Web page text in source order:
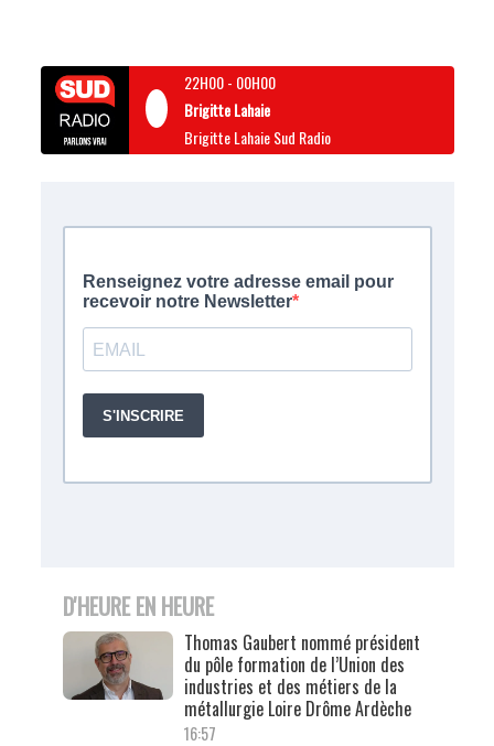
22H00- 00H00
Brigitte Lahaie
Brigitte Lahaie Sud Radio
D'HEURE EN HEURE
Thomas Gaubert nommé président
du pôle formation de l’Union des
industries et des métiers de la
métallurgie Loire Drôme Ardèche
16:57